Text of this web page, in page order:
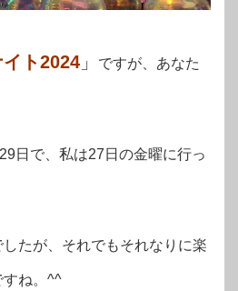
ト2024 」 ですが、あなた
日で、私は27日の金曜に行っ
たが、それでもそれなりに楽
すね。^^